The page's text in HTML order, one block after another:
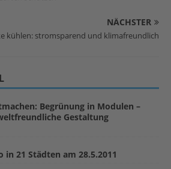
NÄCHSTER
kühlen: stromsparend und klimafreundlich
Begrünung in Modulen –
Gestaltung
21 Städten am 28.5.2011